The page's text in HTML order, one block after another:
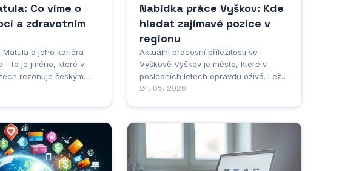
Co víme o
a zdravotním
Matula a jeho kariéra
- to je jméno, které v
rezonuje českým
prostředím.
mnohem víc než jen
Je to příběh člověka,
Nabídka práce Vyškov: Kde
hledat zajímavé pozice v
regionu
Aktuální pracovní příležitosti ve
Vyškově Vyškov je město, které v
posledních letech opravdu ožívá. Leží
uprostřed Moravy mezi Brnem a
hledáte svou první práci po škole,
najdete možnosti téměř v...
24. 05. 2026